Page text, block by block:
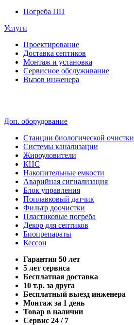
Погреба ПП
Услуги
Проектирование
Доставка септиков
Монтаж и установка
Сервисное обслуживание
Вызов инженера
Доп. оборудование
Станции биологической очистки
Системы канализации
Жироуловители
КНС
Накопительные емкости
Аварийная сигнализация
Блок управления
Поплавковый датчик
Фильтр доочистки
Пластиковые погреба
Декор для септиков
Биопрепараты
Кессон
Гарантия 50 лет
5 лет сервиса
Бесплатная доставка
10 т.р. за друга
Бесплатный выезд инженера
Монтаж за 1 день
Товар в наличии
Сервис 24 / 7